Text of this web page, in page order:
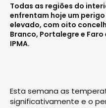
Todas as regiões do
enfrentam hoje um
elevado, com oito
Branco, Portalegre e
IPMA.
Esta semana as
significativamente e o